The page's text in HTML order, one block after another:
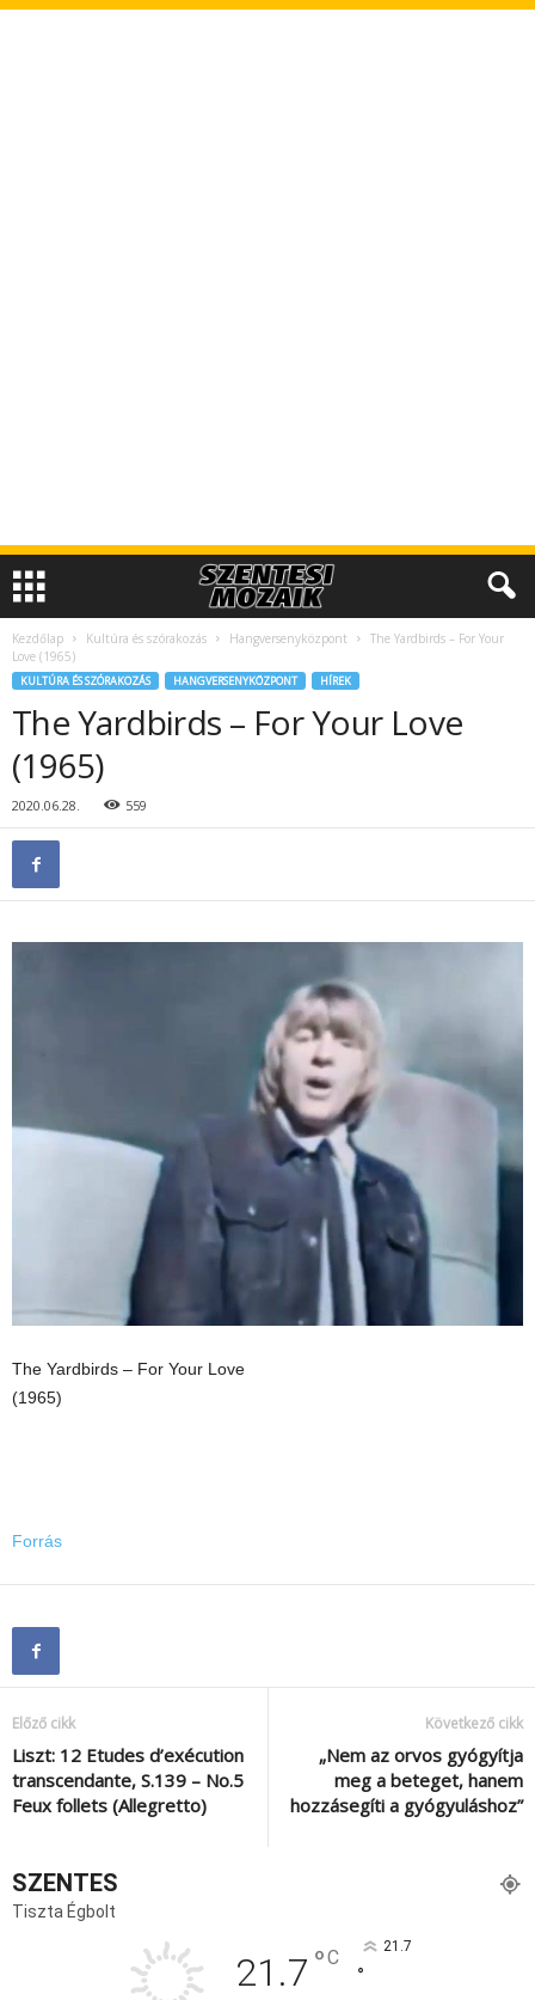
Kezdőlap Kultúra és szórakozás Hangversenyközpont
The Yardbirds – For Your
Love (1965)
KULTÚRA ÉS SZÓRAKOZÁS HANGVERSENYKÖZPONT HÍREK
The Yardbirds – For Your Love
(1965)
2020.06.28. 559
The Yardbirds – For Your Love
(1965)
Forrás
Előző cikk
Liszt: 12 Etudes d’exécution
transcendante, S.139 – No.5
Feux follets (Allegretto)
Következő cikk
„Nem az orvos gyógyítja
meg a beteget, hanem
hozzásegíti a gyógyuláshoz”
SZENTES
Tiszta Égbolt
21.7 °C 21.7
°